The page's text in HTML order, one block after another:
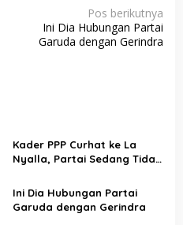
Pos berikutnya
Ini Dia Hubungan Partai
Garuda dengan Gerindra
Kader PPP Curhat ke La
Nyalla, Partai Sedang Tidak
Pergantian Suharso
Sebagai Ketum Dirasa Perlu
Ini Dia Hubungan Partai
Garuda dengan Gerindra